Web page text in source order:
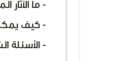
- ما الآثار
- كيف يمكن
- الأسئلة